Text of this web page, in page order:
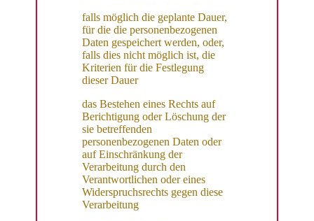
falls möglich die geplante Dauer,
für die die personenbezogenen
Daten gespeichert werden, oder,
falls dies nicht möglich ist, die
Kriterien für die Festlegung
dieser Dauer
das Bestehen eines Rechts auf
Berichtigung oder Löschung der
sie betreffenden
personenbezogenen Daten oder
auf Einschränkung der
Verarbeitung durch den
Verantwortlichen oder eines
Widerspruchsrechts gegen diese
Verarbeitung